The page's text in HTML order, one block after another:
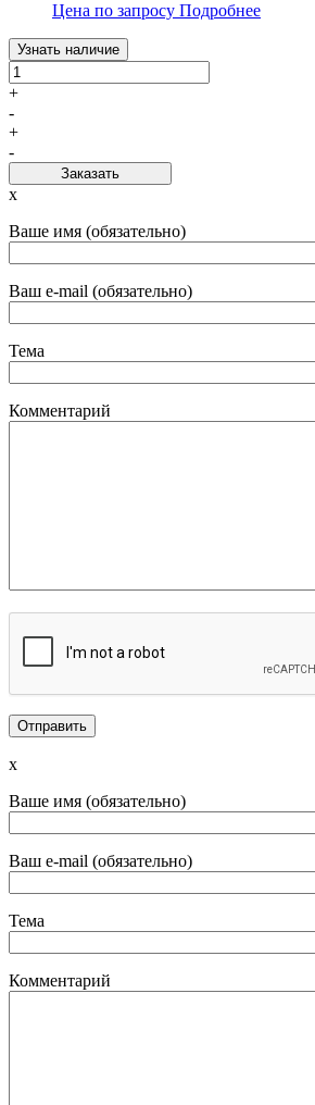
Цена по запросу Подробнее
Узнать наличие
+
-
+
-
Заказать
x
Ваше имя (обязательно)
Ваш e-mail (обязательно)
Тема
Комментарий
x
Ваше имя (обязательно)
Ваш e-mail (обязательно)
Тема
Комментарий